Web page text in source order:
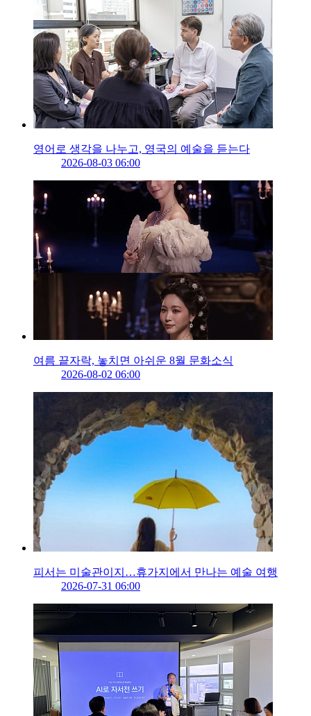
영어로 생각을 나누고, 영국의 예술을 듣는다
2026-08-03 06:00
여름 끝자락, 놓치면 아쉬운 8월 문화소식
2026-08-02 06:00
피서는 미술관이지…휴가지에서 만나는 예술 여행
2026-07-31 06:00